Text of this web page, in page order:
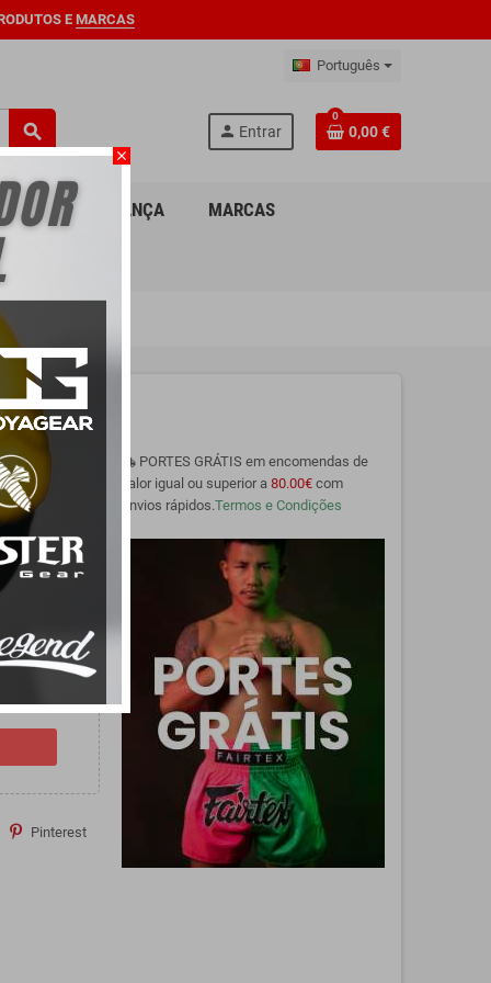
EMARCAS
Português
search person Entrar
0
0,00 €
PARA CRIANÇA MARCAS
a
Pinterest
local_shippingPORTES GRÁTIS em encomendas de
valor igual ou superior a 80.00€com
envios rápidos.Termos e Condições
close